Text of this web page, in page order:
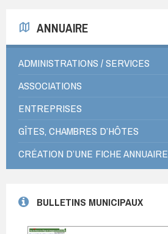
ANNUAIRE
ADMINISTRATIONS / SERVICES
ASSOCIATIONS
ENTREPRISES
GÎTES, CHAMBRES D’HÔTES
CRÉATION D’UNE FICHE ANNUAIRE
BULLETINS MUNICIPAUX